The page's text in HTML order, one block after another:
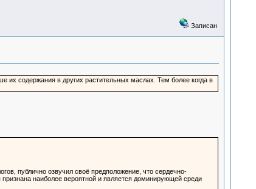
Записан
их содержания в других растительных маслах. Тем более когда в
публично озвучил своё предположение, что сердечно-
наиболее вероятной и является доминирующей среди